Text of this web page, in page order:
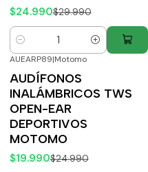
$24.990$29.990
Cantidad
AUEARP89|Motomo
AUDÍFONOS
INALÁMBRICOS TWS
OPEN-EAR
DEPORTIVOS
MOTOMO
$19.990$24.990